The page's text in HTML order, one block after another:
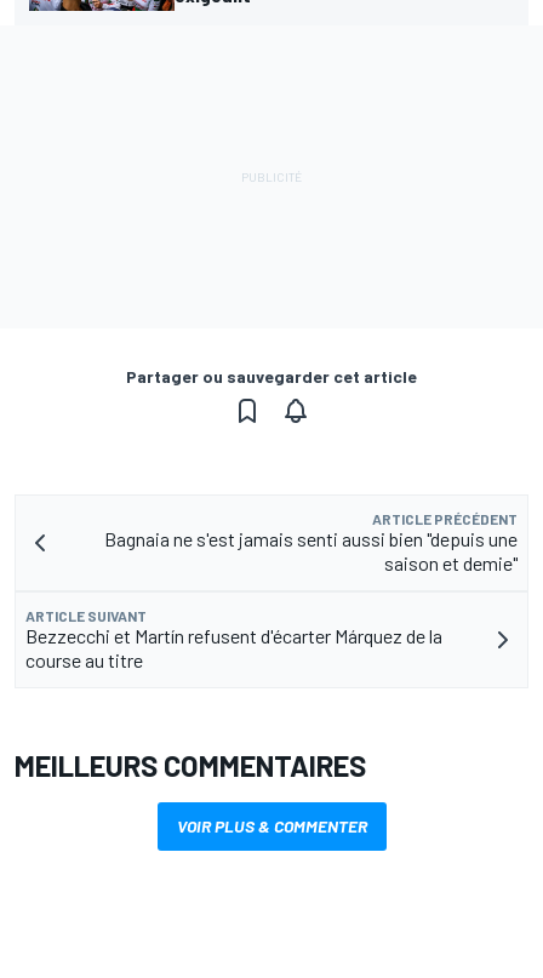
Partager ou sauvegarder cet article
ARTICLE PRÉCÉDENT
Bagnaia ne s'est jamais senti aussi bien "depuis une
saison et demie"
ARTICLE SUIVANT
Bezzecchi et Martín refusent d'écarter Márquez de la
course au titre
MEILLEURS COMMENTAIRES
VOIR PLUS & COMMENTER